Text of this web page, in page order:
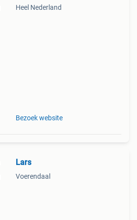
Heel Nederland
Bezoek website
Lars
Voerendaal